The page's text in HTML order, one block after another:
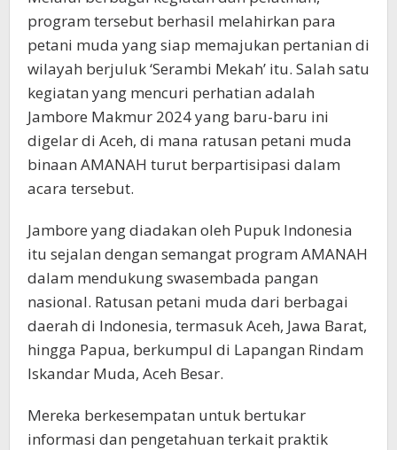
program tersebut berhasil melahirkan para
petani muda yang siap memajukan pertanian di
wilayah berjuluk ‘Serambi Mekah’ itu. Salah satu
kegiatan yang mencuri perhatian adalah
Jambore Makmur 2024 yang baru-baru ini
digelar di Aceh, di mana ratusan petani muda
binaan AMANAH turut berpartisipasi dalam
acara tersebut.
Jambore yang diadakan oleh Pupuk Indonesia
itu sejalan dengan semangat program AMANAH
dalam mendukung swasembada pangan
nasional. Ratusan petani muda dari berbagai
daerah di Indonesia, termasuk Aceh, Jawa Barat,
hingga Papua, berkumpul di Lapangan Rindam
Iskandar Muda, Aceh Besar.
Mereka berkesempatan untuk bertukar
informasi dan pengetahuan terkait praktik